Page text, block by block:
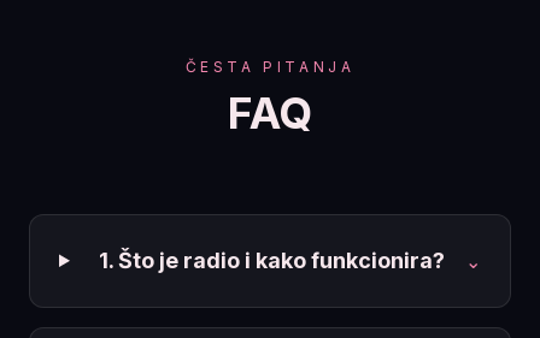
ČESTA PITANJA
FAQ
1. Što je radio i kako funkcionira? ⌄